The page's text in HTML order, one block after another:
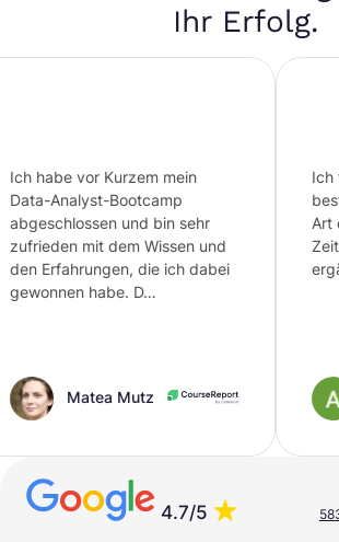
Ihr Erfolg.
vor Kurzem mein
Bootcamp
und bin sehr
mit dem Wissen und
die ich dabei
habe. D…
Matea Mutz
Ich finde
beste, weil
Art des
Zeit bietet:
ergänzt
4.7/5